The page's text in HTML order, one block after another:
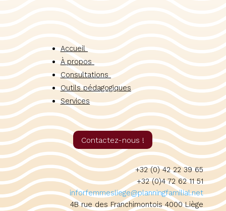
Accueil
À propos
Consultations
Outils pédagogiques
Services
Contactez-nous !
+32 (0) 42 22 39 65
+32 (0)4 72 62 11 51
inforfemmesliege@planningfamilial.net
4B rue des Franchimontois 4000 Liège